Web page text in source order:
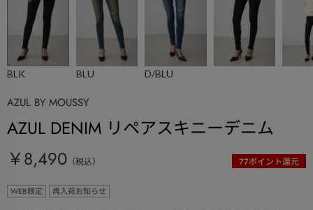
BLK BLU D/BLU
AZUL BY MOUSSY
AZUL DENIM リペアスキニーデニム
￥8,490 （税込） 77ポイント還元
WEB限定 再入荷お知らせ